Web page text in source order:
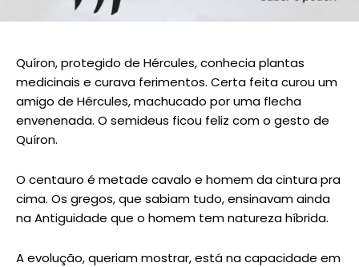
Quíron, protegido de Hércules, conhecia plantas
medicinais e curava ferimentos. Certa feita curou um
amigo de Hércules, machucado por uma flecha
envenenada. O semideus ficou feliz com o gesto de
Quíron.
O centauro é metade cavalo e homem da cintura pra
cima. Os gregos, que sabiam tudo, ensinavam ainda
na Antiguidade que o homem tem natureza híbrida.
A evolução, queriam mostrar, está na capacidade em